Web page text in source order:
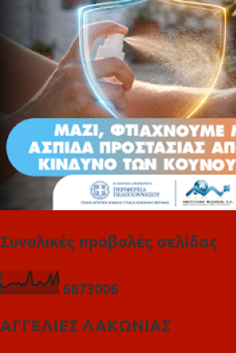
Συνολικές προβολές σελίδας
6873006
ΑΓΓΕΛΙΕΣ ΛΑΚΩΝΙΑΣ